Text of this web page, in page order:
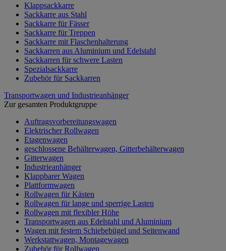
Klappsackkarre
Sackkarre aus Stahl
Sackkarre für Fässer
Sackkarre für Treppen
Sackkarre mit Flaschenhalterung
Sackkarren aus Aluminium und Edelstahl
Sackkarren für schwere Lasten
Spezialsackkarre
Zubehör für Sackkarren
Transportwagen und Industrieanhänger
Zur gesamten Produktgruppe
Auftragsvorbereitungswagen
Elektrischer Rollwagen
Etagenwagen
geschlossene Behälterwagen, Gitterbehälterwagen
Gitterwagen
Industrieanhänger
Klappbarer Wagen
Plattformwagen
Rollwagen für Kästen
Rollwagen für lange und sperrige Lasten
Rollwagen mit flexibler Höhe
Transportwagen aus Edelstahl und Aluminium
Wagen mit festem Schiebebügel und Seitenwand
Werkstattwagen, Montagewagen
Zubehör für Rollwagen